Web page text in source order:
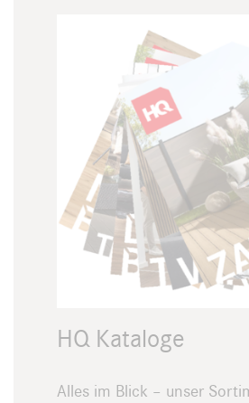
HQ Kataloge
Alles im Blick – unser